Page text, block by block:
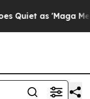
as 'Maga Media